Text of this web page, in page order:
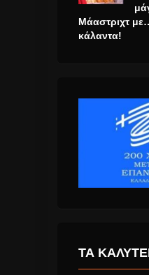
Μάαστριχτ
κάλαντα!
ΤΑ